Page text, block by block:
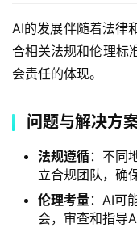
AI的发展伴随着法律
合相关法规和伦理标
会责任的体现。
问题与解决方
法规遵循：不同
立合规团队，确
伦理考量：AI可
会，审查和指导